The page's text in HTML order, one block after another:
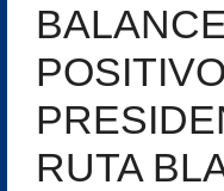
RUTA